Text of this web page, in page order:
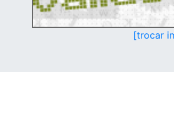
[trocar